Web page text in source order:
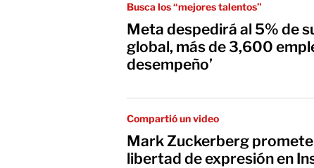
Busca los “mejores talentos”
Meta despedirá al 5% de
global, más de 3,600
desempeño’
Compartió un video
Mark Zuckerberg promete
libertad de expresión en